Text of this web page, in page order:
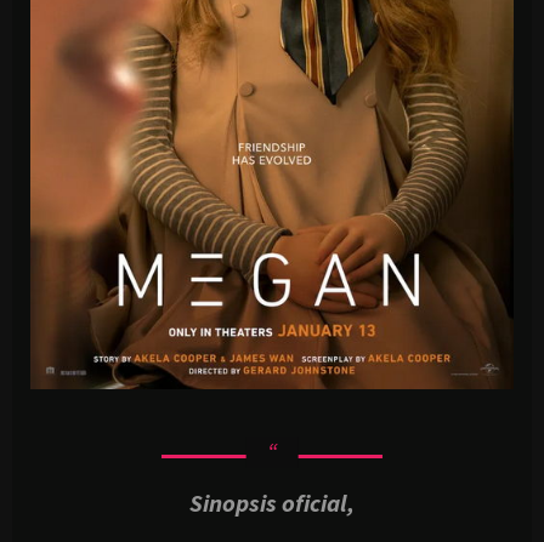
Sinopsis oficial,